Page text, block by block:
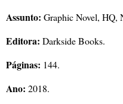
Assunto: Graphic Novel, HQ,
Editora: Darkside Books.
Páginas: 144.
Ano: 2018.